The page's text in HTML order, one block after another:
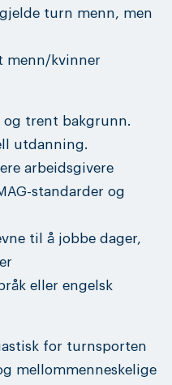
turn menn, men
menn/kvinner
og trent bakgrunn.
utdanning.
arbeidsgivere
standarder og
til å jobbe dager,
eller engelsk
for turnsporten
mellommenneskelige